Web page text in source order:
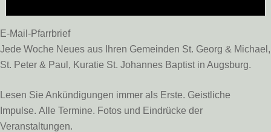
E-Mail-Pfarrbrief
Jede Woche Neues aus Ihren Gemeinden St. Georg & Michael,
St. Peter & Paul, Kuratie St. Johannes Baptist in Augsburg.
Lesen Sie Ankündigungen immer als Erste. Geistliche
Impulse. Alle Termine. Fotos und Eindrücke der
Veranstaltungen.